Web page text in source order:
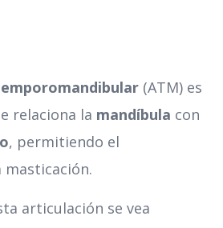
(ATM) es
relaciona la mandíbula con
, permitiendo el
articulación se vea